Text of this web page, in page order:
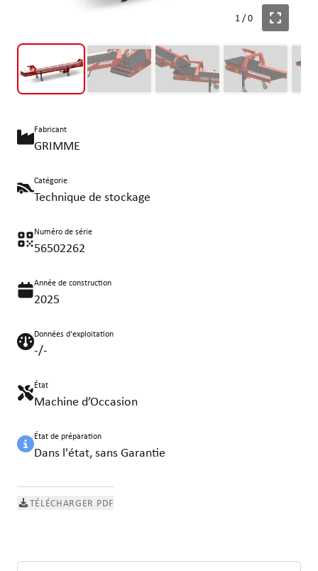
1/0
Fabricant
GRIMME
Catégorie
Technique de stockage
Numéro de série
56502262
Année de construction
2025
Données d'exploitation
-/-
État
Machine d’Occasion
État de préparation
Dans l'état, sans Garantie
TÉLÉCHARGER PDF